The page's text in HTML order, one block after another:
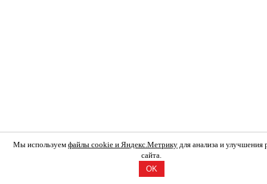
Мы используем файлы cookie и Яндекс.Метрику для анализа и улучшения
сайта.
OK